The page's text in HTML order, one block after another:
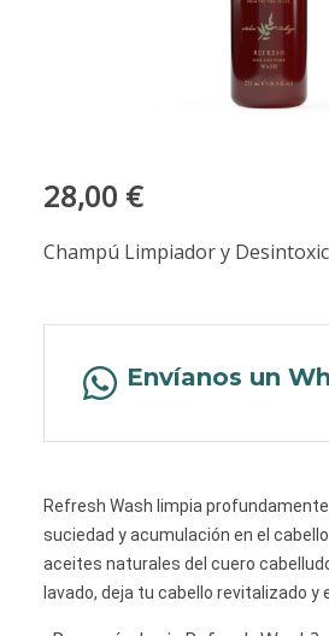
28,00 €
Champú Limpiador y
Envíanos un
Refresh Wash limpia
suciedad y acumulación en el
aceites naturales del cuero
lavado, deja tu cabello revitalizado y